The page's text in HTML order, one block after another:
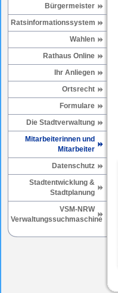
Bürgermeister
Ratsinformationssystem
Wahlen
Rathaus Online
Ihr Anliegen
Ortsrecht
Formulare
Die Stadtverwaltung
Mitarbeiterinnen und
Mitarbeiter
Datenschutz
Stadtentwicklung &
Stadtplanung
VSM-NRW
Verwaltungssuchmaschine